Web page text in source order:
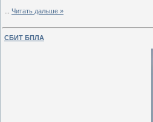
Читать дальше »
СБИТ БПЛА